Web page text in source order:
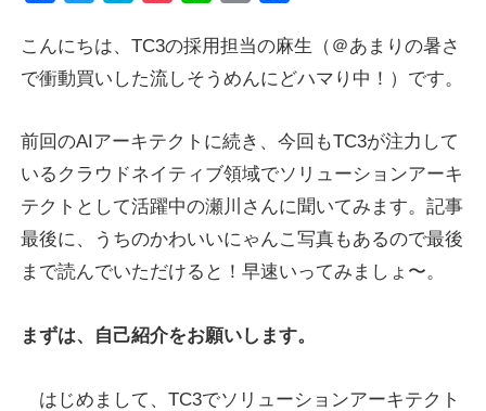
About Us
Company Information
Recruit
こんにちは、TC3の採用担当の麻生（＠あまりの暑さ
で衝動買いした流しそうめんにどハマり中！）です。
前回のAIアーキテクトに続き、今回もTC3が注力して
いるクラウドネイティブ領域でソリューションアーキ
テクトとして活躍中の瀬川さんに聞いてみます。記事
最後に、うちのかわいいにゃんこ写真もあるので最後
まで読んでいただけると！早速いってみましょ〜。
まずは、自己紹介をお願いします。
はじめまして、TC3でソリューションアーキテクト